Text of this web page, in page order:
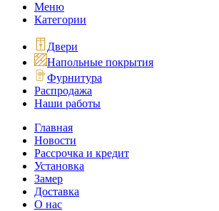
Меню
Категории
Двери
Напольные покрытия
Фурнитура
Распродажа
Наши работы
Главная
Новости
Рассрочка и кредит
Установка
Замер
Доставка
О нас